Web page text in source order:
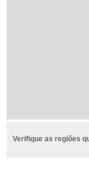
Verifique as regiões